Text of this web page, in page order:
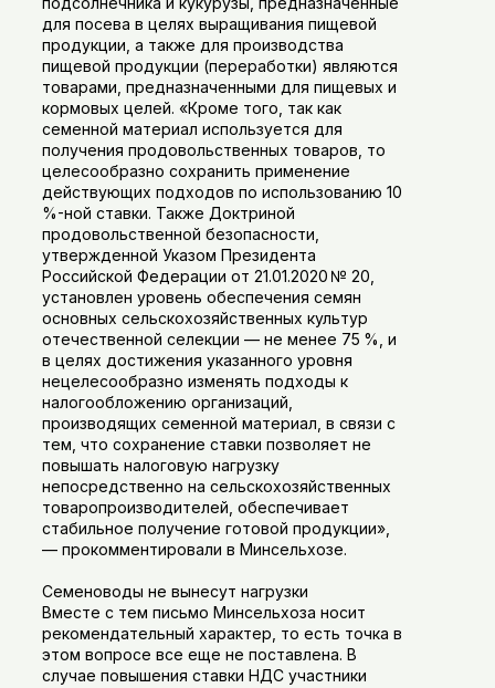
для посева в целях выращивания пищевой
продукции, а также для производства
пищевой продукции (переработки) являются
товарами, предназначенными для пищевых и
кормовых целей. «Кроме того, так как
семенной материал используется для
получения продовольственных товаров, то
целесообразно сохранить применение
действующих подходов по использованию 10
%-ной ставки. Также Доктриной
продовольственной безопасности,
утвержденной Указом Президента
Российской Федерации от 21.01.2020 № 20,
установлен уровень обеспечения семян
основных сельскохозяйственных культур
отечественной селекции — не менее 75 %, и
в целях достижения указанного уровня
нецелесообразно изменять подходы к
налогообложению организаций,
производящих семенной материал, в связи с
тем, что сохранение ставки позволяет не
повышать налоговую нагрузку
непосредственно на сельскохозяйственных
товаропроизводителей, обеспечивает
стабильное получение готовой продукции»,
— прокомментировали в Минсельхозе.
Семеноводы не вынесут нагрузки
Вместе с тем письмо Минсельхоза носит
рекомендательный характер, то есть точка в
этом вопросе все еще не поставлена. В
случае повышения ставки НДС участники